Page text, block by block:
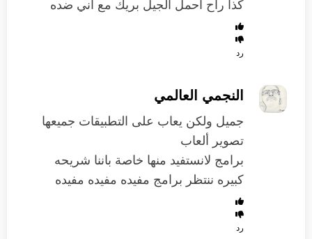
كذا راح احمل الجيل بريك مع اني ضده
رد
النجمي العالمي
جميل ولكن يعاب على التطبيقات جميعها
تصوير ألعاب
برامج لانستفيد منها خاصة باننا شريحه
كبيره ننتظر برامج مفيده مفيده مفيده
رد